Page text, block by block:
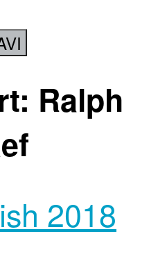
Ralph
2018